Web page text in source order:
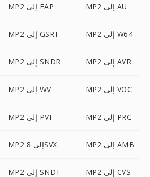
MP2 إلى FAP MP2 إلى AU
MP2 إلى GSRT MP2 إلى W64
MP2 إلى SNDR MP2 إلى AVR
MP2 إلى WV MP2 إلى VOC
MP2 إلى PVF MP2 إلى PRC
MP2 إلى 8SVX MP2 إلى AMB
MP2 إلى SNDT MP2 إلى CVS